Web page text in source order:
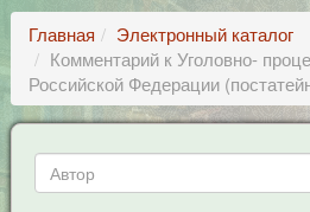
Главная
Электронный каталог
Комментарий к Уголовно-
Российской Федерации